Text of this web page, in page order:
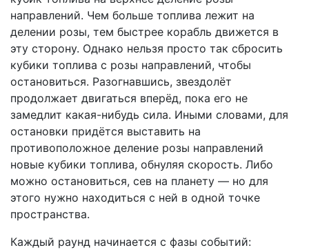
направлений. Чем больше топлива лежит на
делении розы, тем быстрее корабль движется в
эту сторону. Однако нельзя просто так сбросить
кубики топлива с розы направлений, чтобы
остановиться. Разогнавшись, звездолёт
продолжает двигаться вперёд, пока его не
замедлит какая-нибудь сила. Иными словами, для
остановки придётся выставить на
противоположное деление розы направлений
новые кубики топлива, обнуляя скорость. Либо
можно остановиться, сев на планету — но для
этого нужно находиться с ней в одной точке
пространства.
Каждый раунд начинается с фазы событий: